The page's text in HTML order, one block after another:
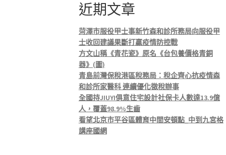
近期文章
菏澤市服役甲士事新竹森和診所務局向服役甲
士收回建議果斷打贏疫情防控戰
方文山稱《青花瓷》原名《台包養價格青銅
器》(圖)
青島前灣保稅港區稅務局：稅企齊心抗疫情森
和診所家醫科 連續優化徵稅辦事
全國持JIUYI俱意住宅設計社保卡人數達13.9億
人，覆蓋98.9%生齒
看望北京市平谷區體育中間安頓點_中到九宮格
講座國網